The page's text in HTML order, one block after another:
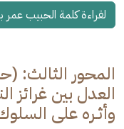
لقراءة كلمة الحبيب
المحور الثالث:
العدل بین
وأثـره على